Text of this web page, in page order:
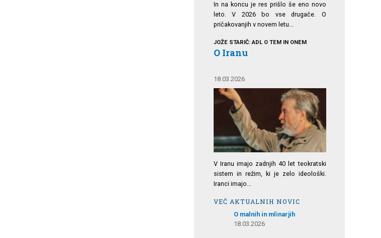
In na koncu je res prišlo še eno novo
leto. V 2026 bo vse drugače. O
pričakovanjih v novem letu...
JOŽE STARIČ: ADL O TEM IN ONEM
O Iranu
18.03.2026
V Iranu imajo zadnjih 40 let teokratski
sistem in režim, ki je zelo ideološki.
Iranci imajo...
VEČ AKTUALNIH NOVIC
O malnih in mlinarjih
18.03.2026